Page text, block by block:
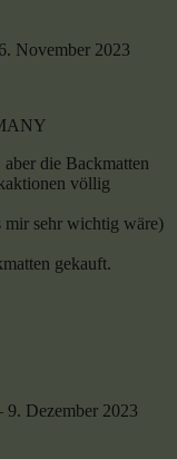
6. November 2023
die Backmatten
völlig
mir sehr wichtig wäre)
gekauft.
9. Dezember 2023